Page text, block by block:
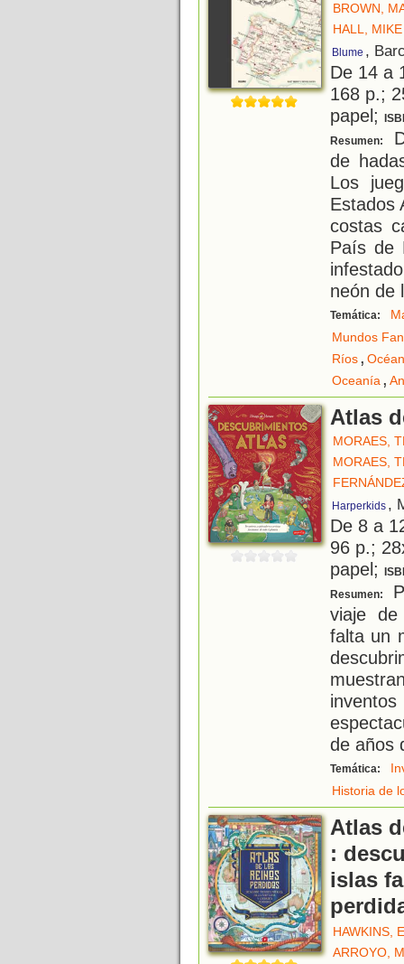
BROWN,
HALL, MIKE
Blume ,
De 14 a
168 p.;
papel;
Resumen:
de
Los
Estados
costas
País de
neón de
Temática:
Mundos
Ríos,
Oceanía,
Atlas
MORAES,
MORAES,
Harperkids ,
De 8 a
96 p.;
papel;
Resumen:
viaje de
falta un
de años
Temática:
Historia de
Atlas
:
islas
HAWKINS,
ARROYO,